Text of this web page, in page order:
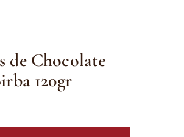
de Chocolate
120gr